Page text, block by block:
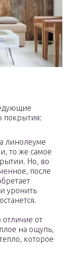
покрытия:
линолеуме
то же самое
Но, во
после
уронить
от
на ощупь,
которое